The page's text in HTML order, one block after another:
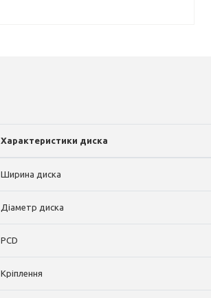
Характеристики диска
Ширина диска
Діаметр диска
PCD
Кріплення